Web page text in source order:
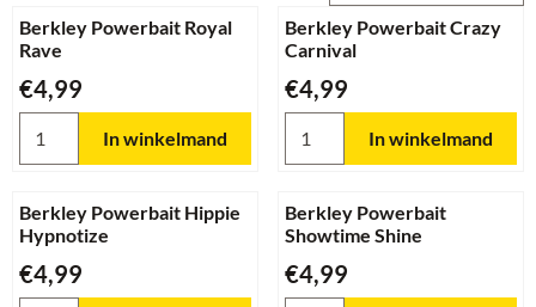
Berkley Powerbait Royal
Rave
Prijs: 4,99
€4,99
In winkelmand
Berkley Powerbait Crazy
Carnival
Prijs: 4,99
€4,99
In winkelmand
Berkley Powerbait Hippie
Hypnotize
Prijs: 4,99
€4,99
Berkley Powerbait
Showtime Shine
Prijs: 4,99
€4,99